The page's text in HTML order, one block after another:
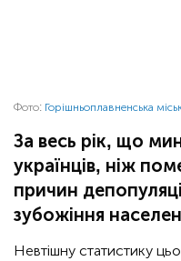
Фото: Горішньоплавненська
За весь рік, що
українців, ніж
причин
зубожіння
Невтішну статистику